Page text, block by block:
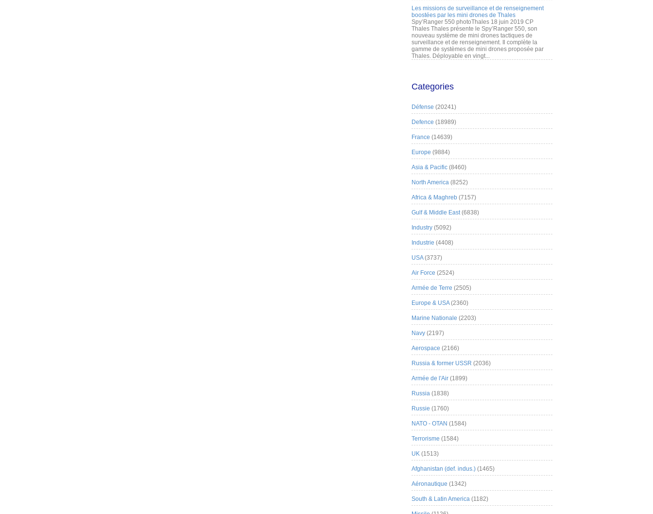
Les missions de surveillance et de renseignement
boostées par les mini drones de Thales
Spy’Ranger 550 photoThales 18 juin 2019 CP
Thales Thales présente le Spy’Ranger 550, son
nouveau système de mini drones tactiques de
surveillance et de renseignement. Il complète la
gamme de systèmes de mini drones proposée par
Thales. Déployable en vingt...
Categories
Défense (20241)
Defence (18989)
France (14639)
Europe (9884)
Asia & Pacific (8460)
North America (8252)
Africa & Maghreb (7157)
Gulf & Middle East(6838)
Industry (5092)
Industrie (4408)
USA(3737)
Air Force (2524)
Armée de Terre (2505)
Europe & USA(2360)
Marine Nationale (2203)
Navy (2197)
Aerospace (2166)
Russia & former USSR (2036)
Armée de l'Air (1899)
Russia (1838)
Russie (1760)
NATO - OTAN (1584)
Terrorisme (1584)
UK (1513)
Afghanistan (def. indus.) (1465)
Aéronautique (1342)
South & Latin America (1182)